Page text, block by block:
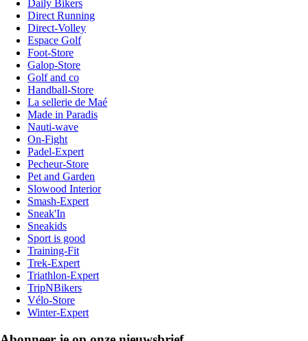
Daily Bikers
Direct Running
Direct-Volley
Espace Golf
Foot-Store
Galop-Store
Golf and co
Handball-Store
La sellerie de Maé
Made in Paradis
Nauti-wave
On-Fight
Padel-Expert
Pecheur-Store
Pet and Garden
Slowood Interior
Smash-Expert
Sneak'In
Sneakids
Sport is good
Training-Fit
Trek-Expert
Triathlon-Expert
TripNBikers
Vélo-Store
Winter-Expert